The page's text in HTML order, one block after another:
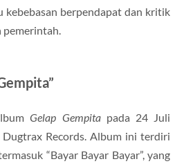
kebebasan berpendapat dan kritik
pemerintah.
Gelap Gempitapada 24 Juli
Records. Album ini terdiri
“Bayar Bayar Bayar”, yang